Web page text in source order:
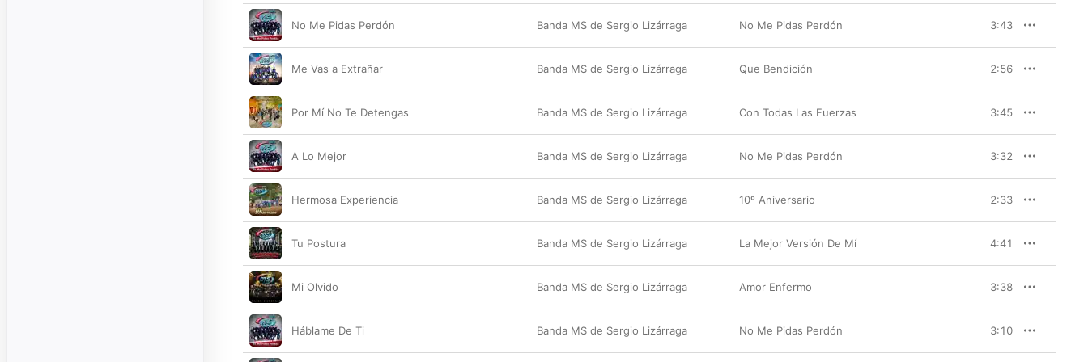
No Me Pidas Perdón Banda MS de Sergio Lizárraga No Me Pidas Perdón 3:43
Me Vas a Extrañar Banda MS de Sergio Lizárraga Que Bendición 2:56
Por Mí No Te Detengas Banda MS de Sergio Lizárraga Con Todas Las Fuerzas 3:45
A Lo Mejor Banda MS de Sergio Lizárraga No Me Pidas Perdón 3:32
Hermosa Experiencia Banda MS de Sergio Lizárraga 10º Aniversario 2:33
Tu Postura Banda MS de Sergio Lizárraga La Mejor Versión De Mí 4:41
Mi Olvido Banda MS de Sergio Lizárraga Amor Enfermo 3:38
Háblame De Ti Banda MS de Sergio Lizárraga No Me Pidas Perdón 3:10